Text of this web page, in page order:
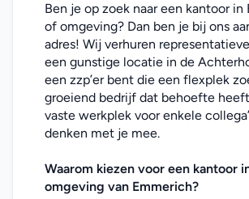
Ben je op zoek naar een kantoor in
of omgeving? Dan ben je bij ons
adres! Wij verhuren
een gunstige locatie in de
een zzp’er bent die een flexplek
groeiend bedrijf dat behoefte
vaste werkplek voor enkele
denken met je mee.
Waarom kiezen voor een kantoor
omgeving van Emmerich?